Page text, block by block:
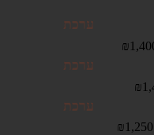
ערכת
₪
ערכת
₪
ערכת
₪